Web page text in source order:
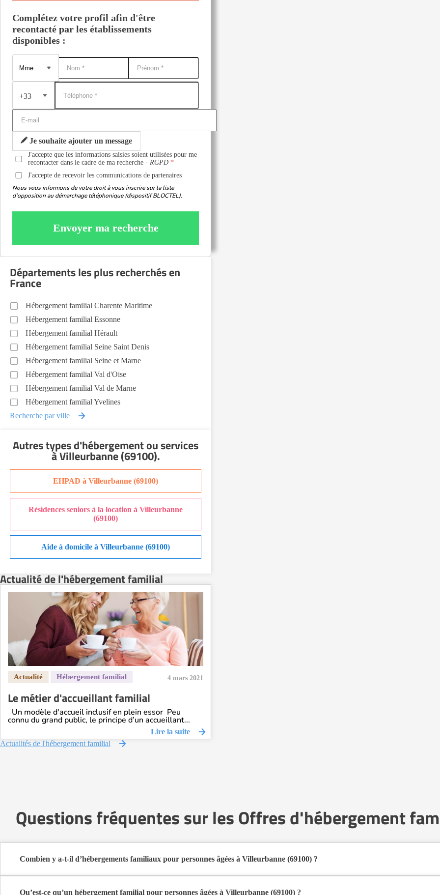
Complétez votre profil afin d'être
recontacté par les établissements
disponibles :
+33
Je souhaite ajouter un message
J'accepte que les informations saisies soient utilisées pour me
recontacter dans le cadre de ma recherche -RGPD
J'accepte de recevoir les communications de partenaires
Nous vous informons de votre droit à vous inscrire sur la liste
d'opposition au démarchage téléphonique (dispositif BLOCTEL).
Envoyer ma recherche
Départements les plus recherchés en
France
Hébergement familial Charente Maritime
Hébergement familial Essonne
Hébergement familial Hérault
Hébergement familial Seine Saint Denis
Hébergement familial Seine et Marne
Hébergement familial Val d'Oise
Hébergement familial Val de Marne
Hébergement familial Yvelines
Recherche par ville
Autres types d'hébergement ou services
à Villeurbanne (69100).
EHPAD à Villeurbanne (69100)
Résidences seniors à la location à Villeurbanne
(69100)
Aide à domicile à Villeurbanne (69100)
Actualité de l'hébergement familial
4 mars 2021
Le métier d'accueillant familial
Un modèle d'accueil inclusif en plein essor Peu
connu du grand public, le principe d’un accueillant...
Lire la suite
Actualités de l'hébergement familial
Questions fréquentes sur les Offres d'hébergement
Combien y a-t-il d’hébergements familiaux pour personnes âgées à Villeurbanne (69100) ?
Ces structures offrent un cadre de vie chaleureux et sécurisant, idéal pour les seniors souhaitant vivre dans un environnement plus intime
Qu’est-ce qu’un hébergement familial pour personnes âgées à Villeurbanne (69100) ?